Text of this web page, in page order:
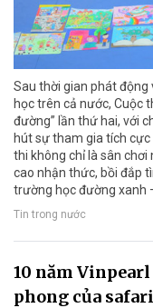
Sau thời gian phát
học trên cả nước, Cuộc
đường” lần thứ hai, với
hút sự tham gia tích cực
thi không chỉ là sân
cao nhận thức, bồi đắp
trường học đường xanh
Tin trong nước
10 năm Vinpearl
phong của